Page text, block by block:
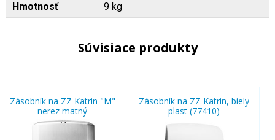
Hmotnosť 9 kg
Súvisiace produkty
Zásobník na ZZ Katrin "M"
nerez matný
Zásobník na ZZ Katrin, biely
plast (77410)